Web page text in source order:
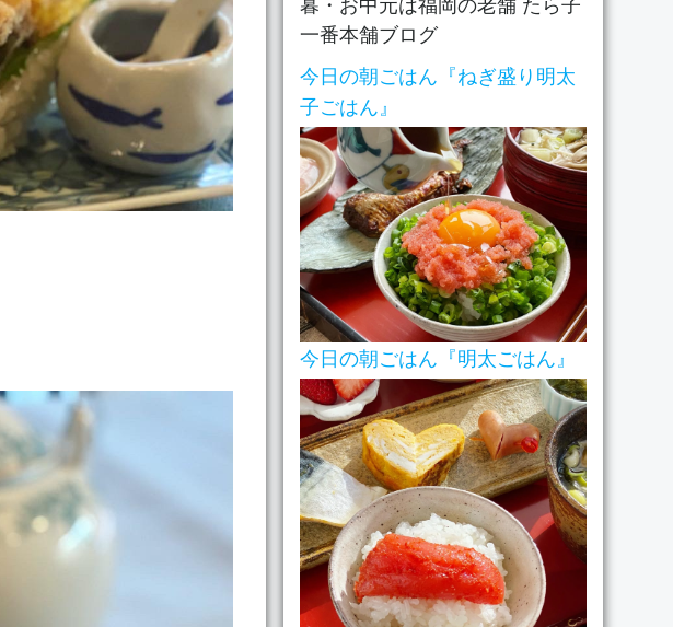
リ
ー
一番本舗ブログ
今日の朝ごはん『ねぎ盛り明太
子ごはん』
今日の朝ごはん『明太ごはん』